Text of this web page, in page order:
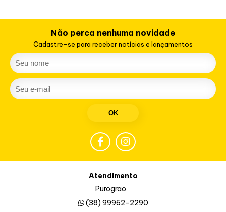
Não perca nenhuma novidade
Cadastre-se para receber notícias e lançamentos
OK
Atendimento
Purograo
(38) 99962-2290